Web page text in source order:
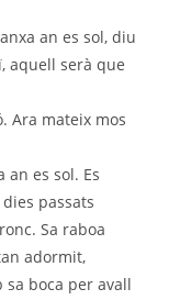
an es sol, diu
aquell serà que
Ara mateix mos
an es sol. Es
passats
Sa raboa
adormit,
sa boca per avall